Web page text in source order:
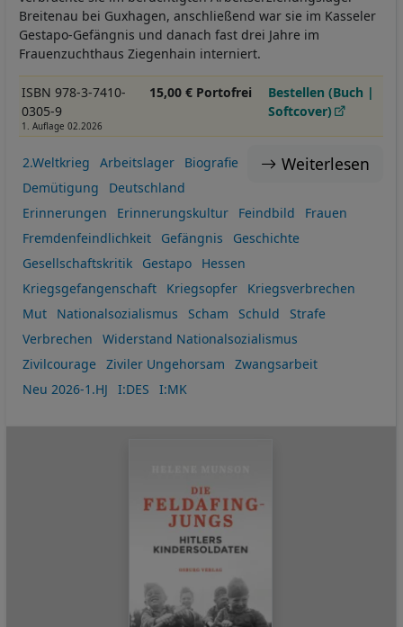
Breitenau bei Guxhagen, anschließend war sie im Kasseler
Gestapo-Gefängnis und danach fast drei Jahre im
Frauenzuchthaus Ziegenhain interniert.
ISBN 978-3-7410-
0305-9
1. Auflage 02.2026
15,00 € Portofrei
Bestellen (Buch |
Softcover)
Weiterlesen
2.Weltkrieg Arbeitslager
Biografie
Demütigung
Deutschland
Erinnerungen
Erinnerungskultur Feindbild
Frauen
Fremdenfeindlichkeit
Gefängnis
Geschichte
Gesellschaftskritik
Gestapo
Hessen
Kriegsgefangenschaft
Kriegsopfer
Kriegsverbrechen
Mut
Nationalsozialismus Scham Schuld
Strafe
Verbrechen
Widerstand Nationalsozialismus
Zivilcourage
Ziviler Ungehorsam
Zwangsarbeit
Neu 2026-1.HJ
I:DES I:MK